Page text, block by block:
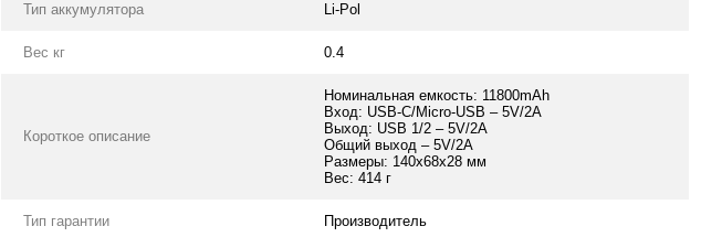
Тип аккумулятора Li-Pol
Вес кг 0.4
Короткое описание
Номинальная емкость: 11800mAh
Вход: USB-C/Micro-USB – 5V/2A
Выход: USB 1/2 – 5V/2A
Общий выход – 5V/2A
Размеры: 140х68х28 мм
Вес: 414 г
Тип гарантии Производитель